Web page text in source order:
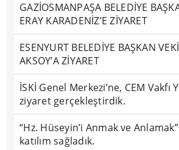
GAZİOSMANPAŞA BELEDİYE
ERAY KARADENİZ’E ZİYARET
ESENYURT BELEDİYE BAŞKAN
AKSOY’A ZİYARET
İSKİ Genel Merkezi’ne, CEM
ziyaret gerçekleştirdik.
“Hz. Hüseyin’i Anmak ve
katılım sağladık.